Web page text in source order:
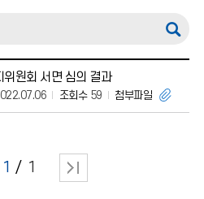
원회 서면 심의 결과
조회수59 첨부파일
1 1